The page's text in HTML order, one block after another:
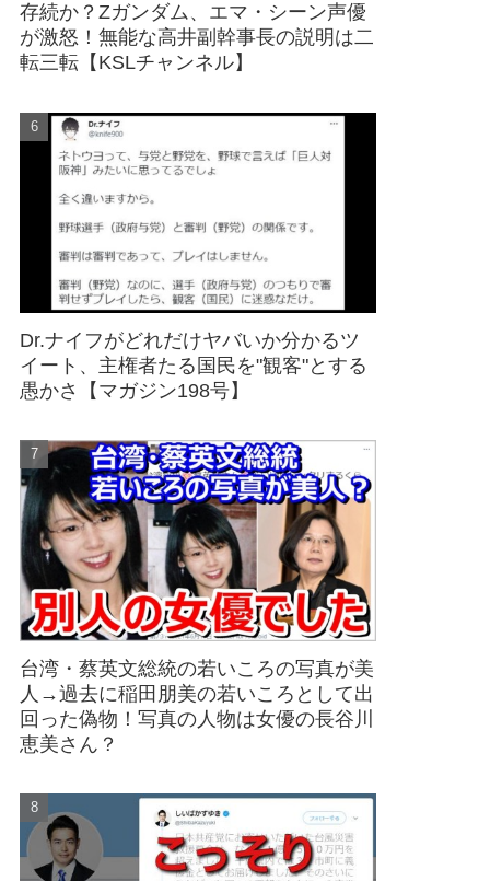
存続か？Zガンダム、エマ・シーン声優
が激怒！無能な高井副幹事長の説明は二
転三転【KSLチャンネル】
Dr.ナイフがどれだけヤバいか分かるツ
イート、主権者たる国民を"観客"とする
愚かさ【マガジン198号】
台湾・蔡英文総統の若いころの写真が美
人→過去に稲田朋美の若いころとして出
回った偽物！写真の人物は女優の長谷川
恵美さん？